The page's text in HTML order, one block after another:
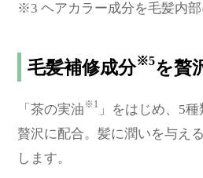
※3 ヘアカラー成分を毛髪内
毛髪補修成分※5を贅
「茶の実油※1 」をはじめ、5
贅沢に配合。髪に潤いを与え
します。